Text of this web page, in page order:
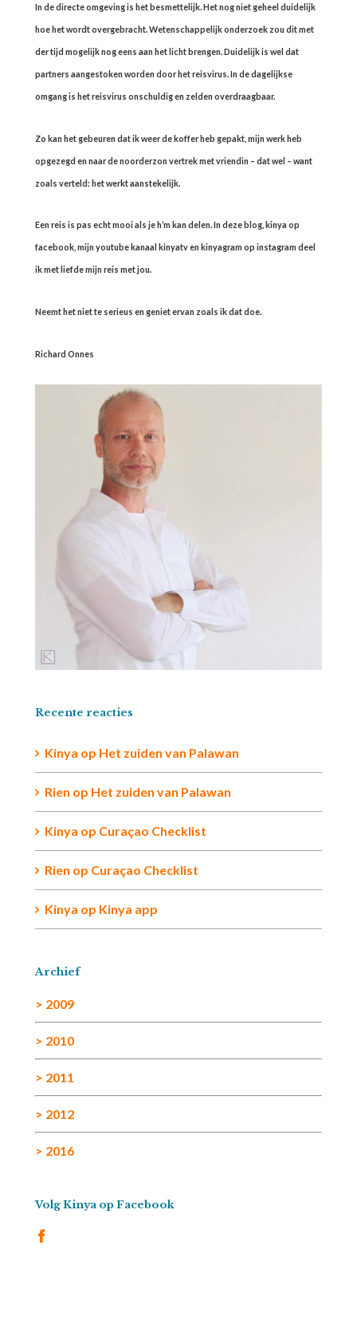
In de directe omgeving is het besmettelijk. Het nog niet geheel duidelijk
hoe het wordt overgebracht. Wetenschappelijk onderzoek zou dit met
der tijd mogelijk nog eens aan het licht brengen. Duidelijk is wel dat
partners aangestoken worden door het reisvirus. In de dagelijkse
omgang is het reisvirus onschuldig en zelden overdraagbaar.
Zo kan het gebeuren dat ik weer de koffer heb gepakt, mijn werk heb
opgezegd en naar de noorderzon vertrek met vriendin – dat wel – want
zoals verteld: het werkt aanstekelijk.
Een reis is pas echt mooi als je h’m kan delen. In deze blog, kinya op
facebook, mijn youtube kanaal kinyatv en kinyagram op instagram deel
ik met liefde mijn reis met jou.
Neemt het niet te serieus en geniet ervan zoals ik dat doe.
Richard Onnes
Recente reacties
Kinya op Het zuiden van Palawan
Rien op Het zuiden van Palawan
Kinya op Curaçao Checklist
Rien op Curaçao Checklist
Kinya op Kinya app
Archief
> 2009
> 2010
> 2011
> 2012
> 2016
Volg Kinya op Facebook